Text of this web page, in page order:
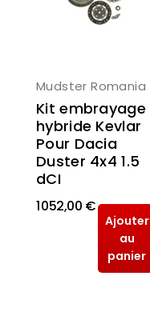
Mudster Romania
Kit embrayage
hybride Kevlar
Pour Dacia
Duster 4x4 1.5
dCI
1 052,00 €
Ajouter
au
panier